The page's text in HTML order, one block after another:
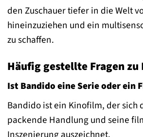
den Zuschauer tiefer in die Welt
hineinzuziehen und ein
zu schaffen.
Häufig gestellte Fragen zu
Ist Bandido eine Serie oder ein
Bandido ist ein Kinofilm, der sich
packende Handlung und seine